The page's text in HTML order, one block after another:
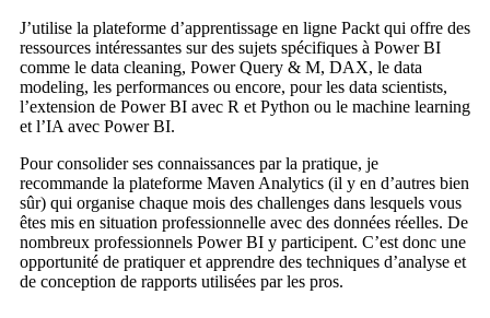
J’utilise la plateforme d’apprentissage en ligne Packt qui offre des
ressources intéressantes sur des sujets spécifiques à Power BI
comme le data cleaning, Power Query & M, DAX, le data
modeling, les performances ou encore, pour les data scientists,
l’extension de Power BI avec R et Python ou le machine learning
et l’IA avec Power BI.
Pour consolider ses connaissances par la pratique, je
recommande la plateforme Maven Analytics (il y en d’autres bien
sûr) qui organise chaque mois des challenges dans lesquels vous
êtes mis en situation professionnelle avec des données réelles. De
nombreux professionnels Power BI y participent. C’est donc une
opportunité de pratiquer et apprendre des techniques d’analyse et
de conception de rapports utilisées par les pros.